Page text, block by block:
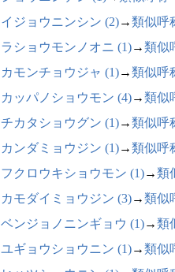
イジョウニンシン (2)→類似呼
ラショウモンノオニ (1)→類似
カモンチョウジャ (1)→類似呼
カッパノショウモン (4)→類似
チカタショウグン (1)→類似呼
カンダミョウジン (1)→類似呼
フクロウキショウモン (1)→類
カモダイミョウジン (3)→類似
ベンジョノニンギョウ (1)→類
ユギョウショウニン (1)→類似